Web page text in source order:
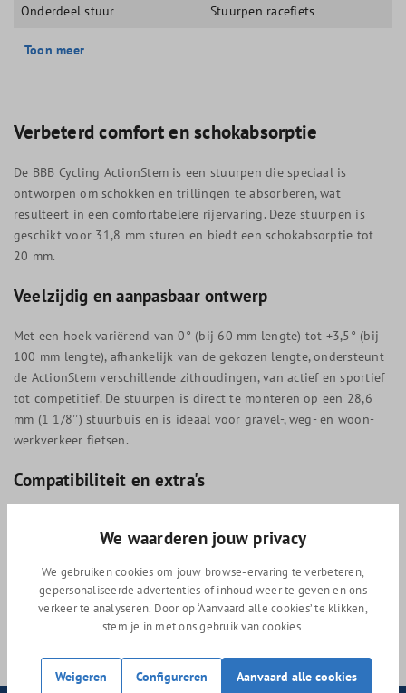
Onderdeel stuur Stuurpen racefiets
Toon meer
Verbeterd comfort en schokabsorptie
De BBB Cycling ActionStem is een stuurpen die speciaal is
ontworpen om schokken en trillingen te absorberen, wat
resulteert in een comfortabelere rijervaring. Deze stuurpen is
geschikt voor 31,8 mm sturen en biedt een schokabsorptie tot
20 mm.
Veelzijdig en aanpasbaar ontwerp
Met een hoek variërend van 0° (bij 60 mm lengte) tot +3,5° (bij
100 mm lengte), afhankelijk van de gekozen lengte, ondersteunt
de ActionStem verschillende zithoudingen, van actief en sportief
tot competitief. De stuurpen is direct te monteren op een 28,6
mm (1 1/8'') stuurbuis en is ideaal voor gravel-, weg- en woon-
werkverkeer fietsen.
Compatibiliteit en extra's
GoFix beugels, waardoor extra accessoires eenvoudig kunnen
elastomeren om de gewenste schokabsorptie te optimaliseren,
wat bijdraagt aan een op maat gemaakte rijervaring.
We waarderen jouw privacy
We gebruiken cookies om jouw browse-ervaring te verbeteren,
gepersonaliseerde advertenties of inhoud weer te geven en ons
verkeer te analyseren. Door op ‘Aanvaard alle cookies’ te klikken,
stem je in met ons gebruik van cookies.
Weigeren Configureren Aanvaard alle cookies